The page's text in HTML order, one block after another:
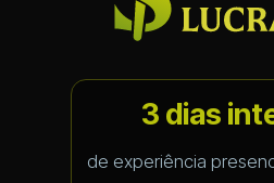
3 dias
de experiência